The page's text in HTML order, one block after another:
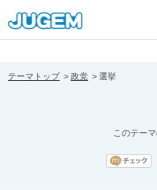
[pear_error:
prefix="" info=""]
テーマトップ 政党 選挙
このテー